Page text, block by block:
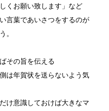
しくお願い致します」など
言葉であいさつをするのが
。
その旨を伝える
は年賀状を送らないよう気
け意識しておけば大きなマ